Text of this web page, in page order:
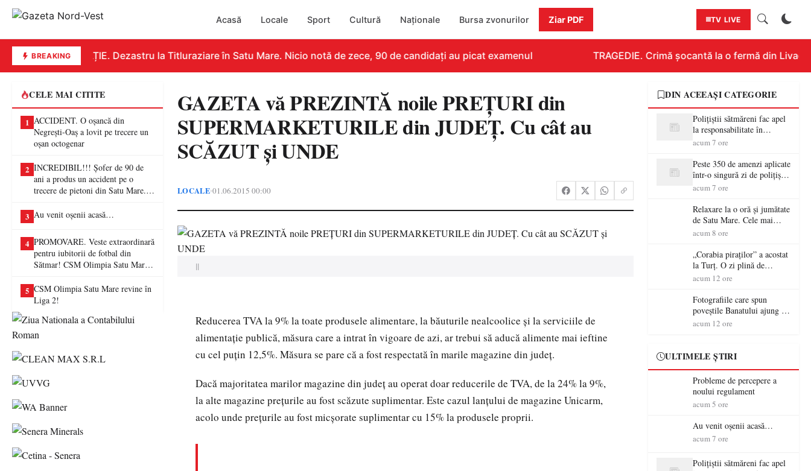
Acasă Locale Sport Cultură Naționale Bursa zvonurilor Ziar PDF TV LIVE
BREAKING
EDUCAȚIE. Dezastru la Titluraziare în Satu Mare. Nicio notă de zece, 90 de candidați au picat examenul TRAGEDIE. Crimă șocantă la o fermă din
CELE MAI CITITE
1 ACCIDENT. O oșancă din
Negrești-Oaș a lovit pe trecere un
oșan octogenar
2 INCREDIBIL!!! Șofer de 90 de
ani a produs un accident pe o
trecere de pietoni din Satu Mare. O
3 Au venit oșenii acasă…
4 PROMOVARE. Veste extraordinară
pentru iubitorii de fotbal din
Sătmar! CSM Olimpia Satu Mare
5 CSM Olimpia Satu Mare revine în
Liga 2!
GAZETA vă PREZINTĂ noile PREŢURI din
SUPERMARKETURILE din JUDEŢ. Cu cât au
SCĂZUT şi UNDE
LOCALE•01.06.2015 00:00
||
Reducerea TVA la 9% la toate produsele alimentare, la băuturile nealcoolice şi la serviciile de
alimentaţie publică, măsura care a intrat în vigoare de azi, ar trebui să aducă alimente mai ieftine
cu cel puţin 12,5%. Măsura se pare că a fost respectată în marile magazine din judeţ.
Dacă majoritatea marilor magazine din judeţ au operat doar reducerile de TVA, de la 24% la 9%,
la alte magazine preţurile au fost scăzute suplimentar. Este cazul lanţului de magazine Unicarm,
acolo unde preţurile au fost micşorate suplimentar cu 15% la produsele proprii.
DIN ACEEAȘI CATEGORIE
Polițiștii sătmăreni fac apel
la responsabilitate în
trafic…
acum 7 ore
Peste 350 de amenzi aplicate
într-o singură zi de polițiștii
sătmăreni
acum 7 ore
Relaxare la o oră și jumătate
de Satu Mare. Cele mai
spectaculoase piscine
Maramureș, ideale pentru o
escapadă de vară
acum 8 ore
„Corabia piraților” a acostat
la Turț. O zi plină de
aventură și lecții despre
tabăra de vară
acum 12 ore
Fotografiile care spun
poveștile Banatului ajung la
Muzeul de Artă Satu Mare
acum 12 ore
ULTIMELE ȘTIRI
Probleme de percepere a
noului regulament
acum 5 ore
Au venit oșenii acasă…
acum 7 ore
Polițiștii sătmăreni fac apel